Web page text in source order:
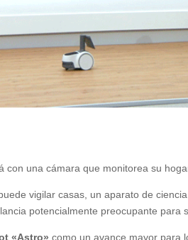
con una cámara que monitorea su
vigilar casas, un aparato de
potencialmente preocupante para
«Astro»como un avance mayor para